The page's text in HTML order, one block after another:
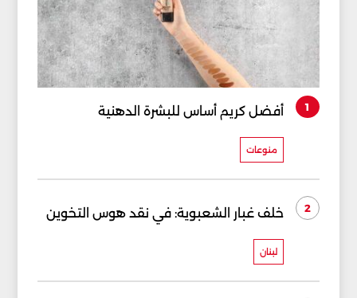
1 أفضل كريم أساس للبشرة الدهنية
منوعات
2 خلف غبار الشعبوية: في نقد هوس التخوين
لبنان